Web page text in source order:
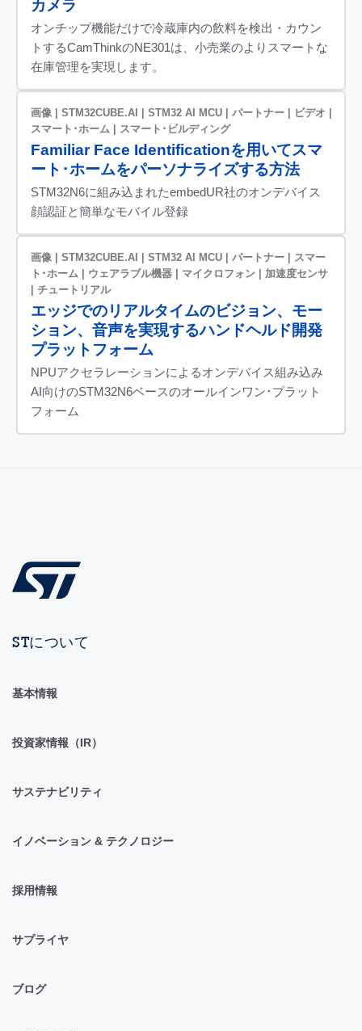
カメラ
オンチップ機能だけで冷蔵庫内の飲料を検出・カウン
トするCamThinkのNE301は、小売業のよりスマートな
在庫管理を実現します。
画像 | STM32CUBE.AI | STM32 AI MCU | パートナー | ビデオ |
スマート･ホーム | スマート･ビルディング
Familiar Face Identificationを用いてスマ
ート･ホームをパーソナライズする方法
STM32N6に組み込まれたembedUR社のオンデバイス
顔認証と簡単なモバイル登録
画像 | STM32CUBE.AI | STM32 AI MCU | パートナー | スマー
ト･ホーム | ウェアラブル機器 | マイクロフォン | 加速度センサ
| チュートリアル
エッジでのリアルタイムのビジョン、モー
ション、音声を実現するハンドヘルド開発
プラットフォーム
NPUアクセラレーションによるオンデバイス組み込み
AI向けのSTM32N6ベースのオールインワン･プラット
フォーム
STについて
基本情報
投資家情報（IR）
サステナビリティ
イノベーション & テクノロジー
採用情報
サプライヤ
ブログ